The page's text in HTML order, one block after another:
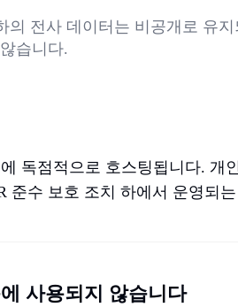
전사 데이터는 비공개로 유
않습니다.
독점적으로 호스팅됩니다. 개
준수 보호 조치 하에서 운영되
사용되지 않습니다